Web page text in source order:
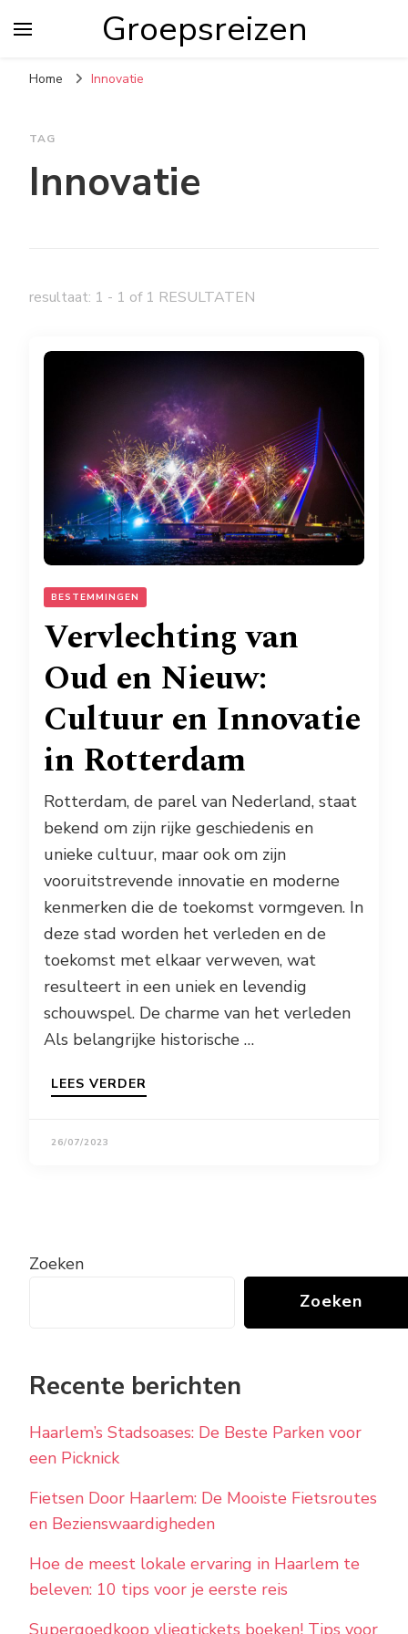
Groepsreizen
Home Innovatie
TAG
Innovatie
resultaat: 1 - 1 of 1 RESULTATEN
BESTEMMINGEN
Vervlechting van
Oud en Nieuw:
Cultuur en Innovatie
in Rotterdam
Rotterdam, de parel van Nederland, staat
bekend om zijn rijke geschiedenis en
unieke cultuur, maar ook om zijn
vooruitstrevende innovatie en moderne
kenmerken die de toekomst vormgeven. In
deze stad worden het verleden en de
toekomst met elkaar verweven, wat
resulteert in een uniek en levendig
schouwspel. De charme van het verleden
Als belangrijke historische …
LEES VERDER
26/07/2023
Zoeken
Zoeken
Recente berichten
Haarlem’s Stadsoases: De Beste Parken voor
een Picknick
Fietsen Door Haarlem: De Mooiste Fietsroutes
en Bezienswaardigheden
Hoe de meest lokale ervaring in Haarlem te
beleven: 10 tips voor je eerste reis
Supergoedkoop vliegtickets boeken! Tips voor